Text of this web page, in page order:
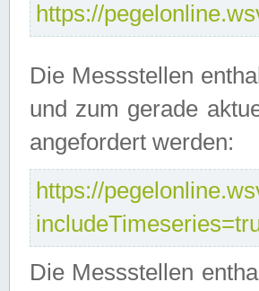
https://
Die Messstellen
und zum gerade
angefordert werden:
https://
Die Messstellen